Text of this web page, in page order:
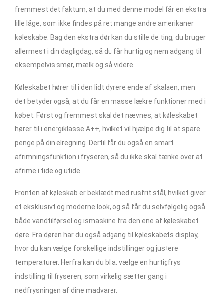
fremmest det faktum, at du med denne model får en ekstra
lille låge, som ikke findes på ret mange andre amerikaner
køleskabe. Bag den ekstra dør kan du stille de ting, du bruger
allermest i din dagligdag, så du får hurtig og nem adgang til
eksempelvis smør, mælk og så videre.
Køleskabet hører til i den lidt dyrere ende af skalaen, men
det betyder også, at du får en masse lækre funktioner med i
købet. Først og fremmest skal det nævnes, at køleskabet
hører til i energiklasse A++, hvilket vil hjælpe dig til at spare
penge på din elregning. Dertil får du også en smart
afrimningsfunktion i fryseren, så du ikke skal tænke over at
afrime i tide og utide.
Fronten af køleskab er beklædt med rusfrit stål, hvilket giver
et eksklusivt og moderne look, og så får du selvfølgelig også
både vandtilførsel og ismaskine fra den ene af køleskabet
døre. Fra døren har du også adgang til køleskabets display,
hvor du kan vælge forskellige indstillinger og justere
temperaturer. Herfra kan du bl.a. vælge en hurtigfrys
indstilling til fryseren, som virkelig sætter gang i
nedfrysningen af dine madvarer.